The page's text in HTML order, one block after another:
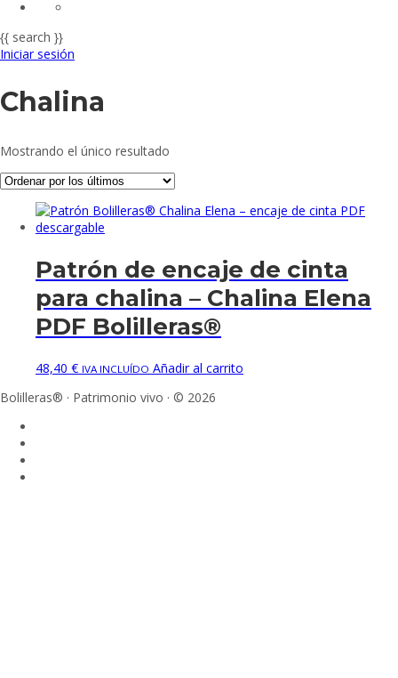
{{ search }}
Iniciar sesión
Chalina
Mostrando el único resultado
Patrón de encaje de cinta
para chalina – Chalina Elena
PDF Bolilleras®
48,40 € IVA INCLUÍDO Añadir al carrito
Bolilleras® · Patrimonio vivo · © 2026